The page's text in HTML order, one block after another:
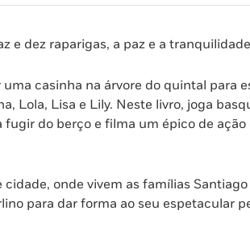
e dez raparigas, a paz e a
casinha na árvore do quintal para
Lola, Lisa e Lily. Neste livro, joga
fugir do berço e filma um épico de
onde vivem as famílias
para dar forma ao seu espetacular